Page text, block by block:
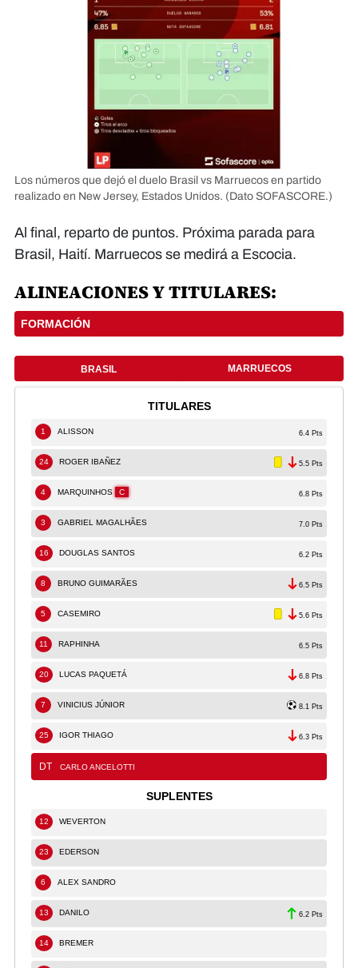
Los números que dejó el duelo Brasil vs Marruecos en partido
realizado en New Jersey, Estados Unidos. (Dato SOFASCORE.)
Al final, reparto de puntos. Próxima parada para
Brasil, Haití. Marruecos se medirá a Escocia.
ALINEACIONES Y TITULARES: